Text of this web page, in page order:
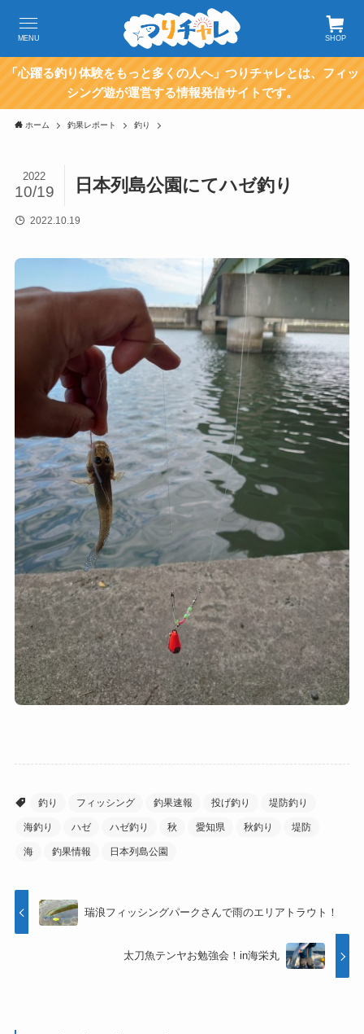
SHOP
MENU
「心躍る釣り体験をもっと多くの人へ」つりチャレとは、フィッ
シング遊が運営する情報発信サイトです。
ホーム 釣果レポート 釣り
日本列島公園にてハゼ釣り
2022
10/19
2022.10.19
釣り フィッシング 釣果速報 投げ釣り 堤防釣り
海釣り ハゼ ハゼ釣り 秋 愛知県 秋釣り 堤防
海 釣果情報 日本列島公園
瑞浪フィッシングパークさんで雨のエリアトラウト！
太刀魚テンヤお勉強会！in海栄丸